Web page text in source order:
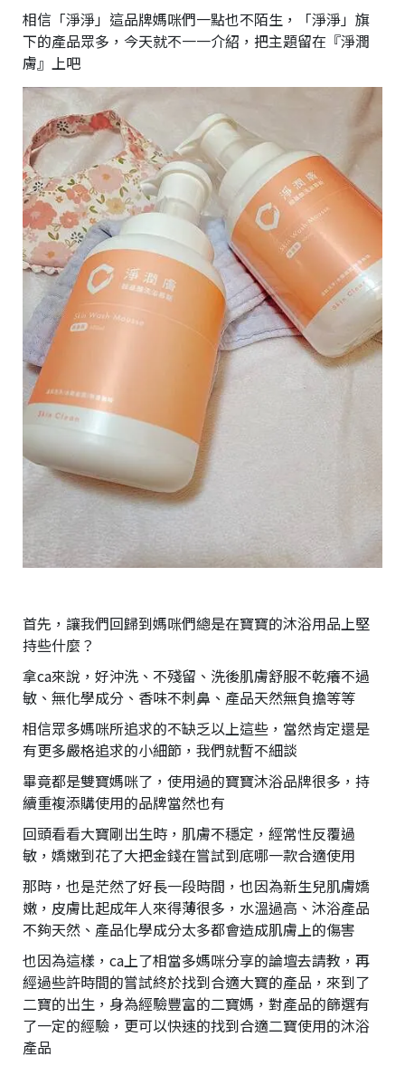
相信「淨淨」這品牌媽咪們一點也不陌生，「淨淨」旗
下的產品眾多，今天就不一一介紹，把主題留在『淨潤
膚』上吧
首先，讓我們回歸到媽咪們總是在寶寶的沐浴用品上堅
持些什麼？
拿ca來說，好沖洗、不殘留、洗後肌膚舒服不乾癢不過
敏、無化學成分、香味不刺鼻、產品天然無負擔等等
相信眾多媽咪所追求的不缺乏以上這些，當然肯定還是
有更多嚴格追求的小細節，我們就暫不細談
畢竟都是雙寶媽咪了，使用過的寶寶沐浴品牌很多，持
續重複添購使用的品牌當然也有
回頭看看大寶剛出生時，肌膚不穩定，經常性反覆過
敏，嬌嫩到花了大把金錢在嘗試到底哪一款合適使用
那時，也是茫然了好長一段時間，也因為新生兒肌膚嬌
嫩，皮膚比起成年人來得薄很多，水溫過高、沐浴產品
不夠天然、產品化學成分太多都會造成肌膚上的傷害
也因為這樣，ca上了相當多媽咪分享的論壇去請教，再
經過些許時間的嘗試終於找到合適大寶的產品，來到了
二寶的出生，身為經驗豐富的二寶媽，對產品的篩選有
了一定的經驗，更可以快速的找到合適二寶使用的沐浴
產品